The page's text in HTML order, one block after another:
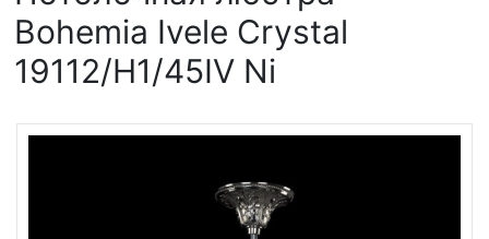
Bohemia Ivele Crystal
19112/H1/45IV Ni